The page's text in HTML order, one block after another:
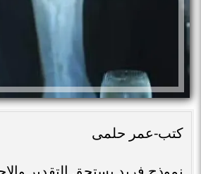
كتب-عمر حلمى